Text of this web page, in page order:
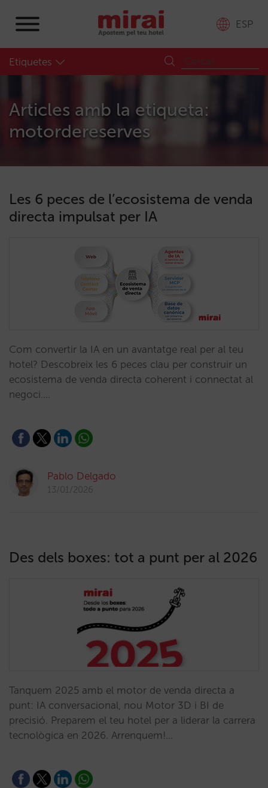
ESP
Etiquetes
Articles amb la etiqueta:
motordereserves
Les 6 peces de l’ecosistema de venda
directa impulsat per IA
Com convertir la IA en un avantatge real per al teu
hotel? Descobreix les 6 peces clau per construir un
ecosistema de venda directa coherent i connectat al
negoci.…
Pablo Delgado
13/01/2026
Des dels boxes: tot a punt per al 2026
Tanquem 2025 amb el motor de venda directa a
punt: IA conversacional, nou Motor 3D i BI de
precisió. Preparem el teu hotel per a liderar la carrera
tecnològica en 2026. Arrenquem!…